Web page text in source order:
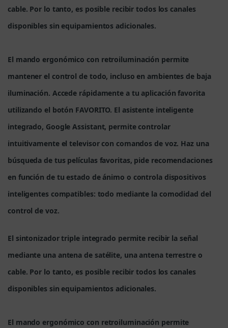
cable. Por lo tanto, es posible recibir todos los canales
disponibles sin equipamientos adicionales.
El mando ergonómico con retroiluminación permite
mantener el control de todo, incluso en ambientes de baja
iluminación. Accede rápidamente a tu aplicación favorita
utilizando el botón FAVORITO. El asistente inteligente
integrado, Google Assistant, permite controlar
intuitivamente el televisor con comandos de voz. Haz una
búsqueda de tus películas favoritas, pide recomendaciones
en función de tu estado de ánimo o controla dispositivos
inteligentes compatibles: todo mediante la comodidad del
control de voz.
El sintonizador triple integrado permite recibir la señal
mediante una antena de satélite, una antena terrestre o
cable. Por lo tanto, es posible recibir todos los canales
disponibles sin equipamientos adicionales.
El mando ergonómico con retroiluminación permite